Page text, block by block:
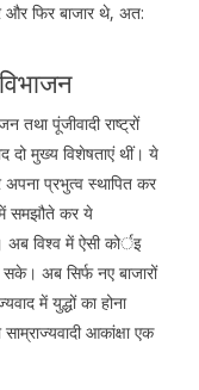
और फिर बाजार थे, अत:
तथा पूंजीवादी राष्ट्रों
दो मुख्य विशेषताएं थीं। ये
अपना प्रभुत्व स्थापित कर
में समझौते कर ये
अब विश्व में ऐसी कोर्इ
अब सिर्फ नए बाजारों
में युद्धों का होना
आकांक्षा एक